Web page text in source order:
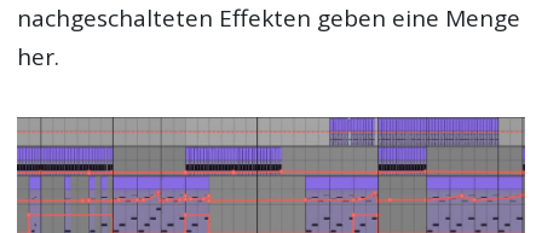
nachgeschalteten Effekten geben eine Menge
her.